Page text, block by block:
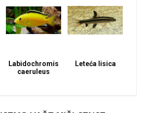
Labidochromis
caeruleus
Leteća lisica